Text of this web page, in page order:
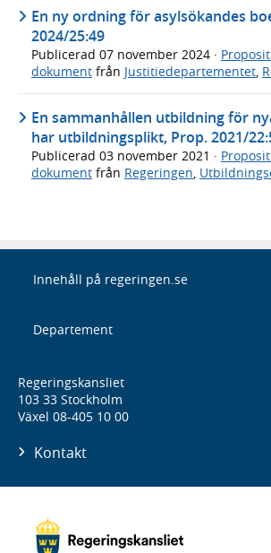
En ny ordning för asylsökandes
2024/25:49
Publicerad 07 november 2024 ·
dokument från Justitiedepartementet
En sammanhållen utbildning för
har utbildningsplikt, Prop. 2021/
Publicerad 03 november 2021 ·
dokument från Regeringen,
Innehåll på regeringen.se
Departement
Regeringskansliet
103 33 Stockholm
Växel 08-405 10 00
Kontakt